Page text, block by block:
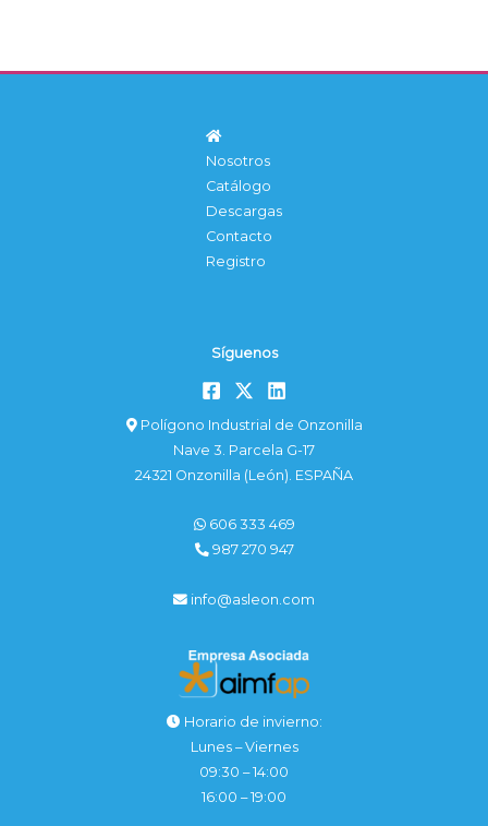
Nosotros
Catálogo
Descargas
Contacto
Registro
Síguenos
Polígono Industrial de Onzonilla
Nave 3. Parcela G-17
24321 Onzonilla (León). ESPAÑA
606 333 469
987 270 947
info@asleon.com
Horario de invierno:
Lunes – Viernes
09:30 – 14:00
16:00 – 19:00